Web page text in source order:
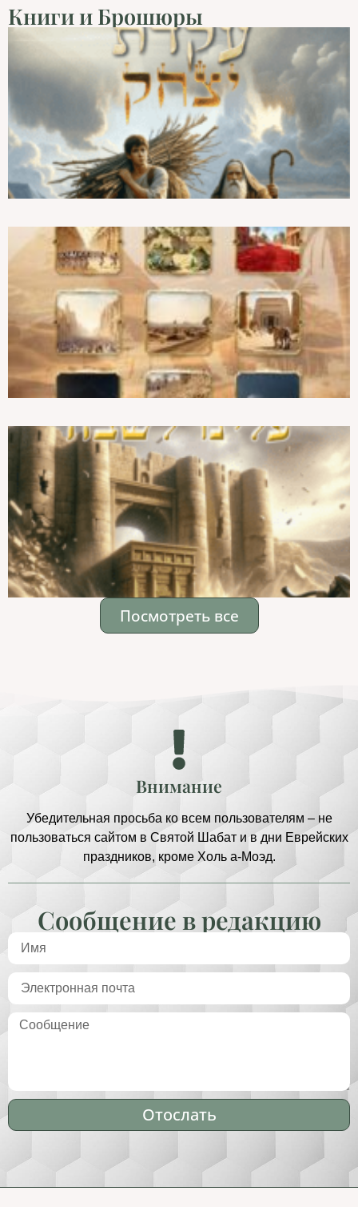
Книги и Брошюры
Посмотреть все
Внимание
Убедительная просьба ко всем пользователям – не
пользоваться сайтом в Святой Шабат и в дни Еврейских
праздников, кроме Холь а-Моэд.
Сообщение в редакцию
Отослать